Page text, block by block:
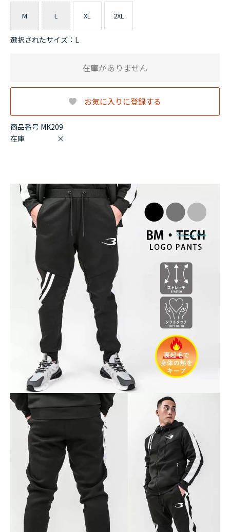
商品番号 MK209
在庫 ×
M L XL 2XL
選択されたサイズ：L
お気に入りに登録する
在庫がありません